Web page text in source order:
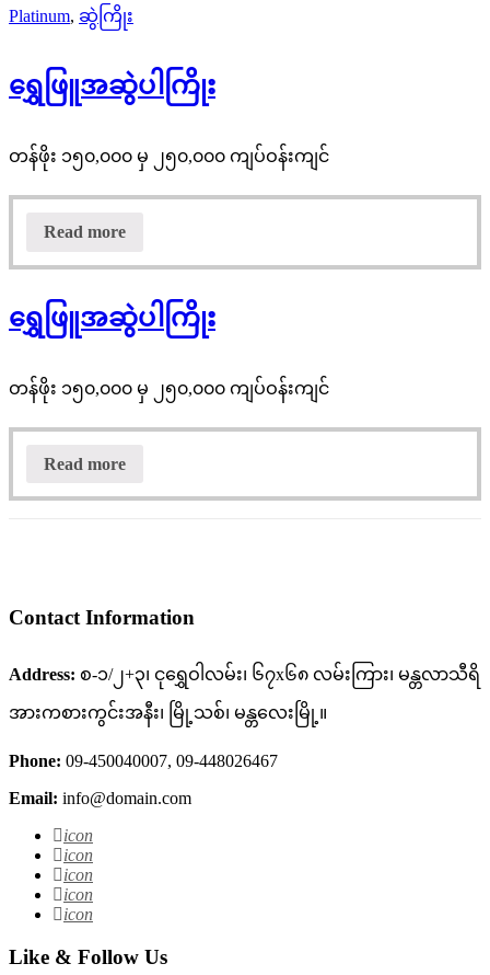
Platinum, ဆွဲကြိုး
ရွှေဖြူအဆွဲပါကြိုး
တန်ဖိုး ၁၅၀,၀၀၀ မှ ၂၅၀,၀၀၀ ကျပ်ဝန်းကျင်
Read more
ရွှေဖြူအဆွဲပါကြိုး
တန်ဖိုး ၁၅၀,၀၀၀ မှ ၂၅၀,၀၀၀ ကျပ်ဝန်းကျင်
Read more
Contact Information
Address: စ-၁/၂+၃၊ ငုရွှေဝါလမ်း၊ ၆၇x၆၈ လမ်းကြား၊ မန္တလာသီရိ
အားကစားကွင်းအနီး၊ မြို့သစ်၊ မန္တလေးမြို့။
Phone: 09-450040007, 09-448026467
Email: info@domain.com
icon
icon
icon
icon
icon
Like & Follow Us